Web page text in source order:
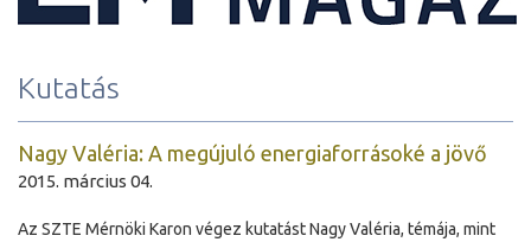
Kutatás
Nagy Valéria: A megújuló energiaforrásoké a jövő
2015. március 04.
Az SZTE Mérnöki Karon végez kutatást Nagy Valéria, témája, mint